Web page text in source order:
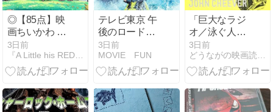
◎【85点】映
画ちいかわ 人
魚の島のひみ
つ【感想】こ
んな映画、我
いいの？◎
3日前
『A Little his REDEMPTION.』
テレビ東京 午
後のロードシ
ョー「MEG
ザ・モンスタ
ーズ2」ロケ
3日前
MOVIE FUN
「巨大なラジ
オ／泳ぐ人」
…ジョン・チ
ーヴァー短編
集を読んでみ
編）
3日前
どうながの映画読書ブログ